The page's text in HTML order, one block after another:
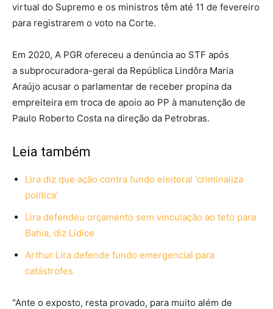
virtual do Supremo e os ministros têm até 11 de fevereiro
para registrarem o voto na Corte.
Em 2020, A PGR ofereceu a denúncia ao STF após
a subprocuradora-geral da República Lindôra Maria
Araújo acusar o parlamentar de receber propina da
empreiteira em troca de apoio ao PP à manutenção de
Paulo Roberto Costa na direção da Petrobras.
Leia também
Lira diz que ação contra fundo eleitoral ‘criminaliza
política’
Lira defendeu orçamento sem vinculação ao teto para
Bahia, diz Lídice
Arthur Lira defende fundo emergencial para
catástrofes
“Ante o exposto, resta provado, para muito além de